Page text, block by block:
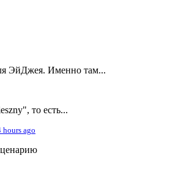
ЭйДжея. Именно там...
то есть...
hours ago